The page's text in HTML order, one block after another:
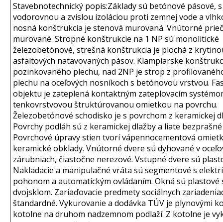
Stavebnotechnický popis:Základy sú betónové pásové, s
vodorovnou a zvislou izoláciou proti zemnej vode a
nosná konštrukcia je stenová murovaná. Vnútorné
murované. Stropné konštrukcie na 1 NP sú monolitické
železobetónové, strešná konštrukcia je plochá z
asfaltových natavovaných pásov. Klampiarske
pozinkovaného plechu, nad 2NP je strop z
plechu na oceľových nosníkoch s betónovou vrstvou.
objektu je zateplená kontaktným zateplovacím
tenkovrstvovou štruktúrovanou omietkou na povrchu.
Železobetónové schodisko je s povrchom z keramickej
Povrchy podláh sú z keramickej dlažby a liate
Povrchové úpravy stien tvorí vápennocementová
keramické obklady. Vnútorné dvere sú dyhované v
zárubniach, čiastočne nerezové. Vstupné dvere sú
Nakladacie a manipulačné vráta sú segmentové s
pohonom a automatickým ovládaním. Okná sú plastové
dvojsklom. Zariaďovacie predmety sociálnych
štandardné. Vykurovanie a dodávka TÚV je plynovými
kotolne na druhom nadzemnom podlaží. Z kotolne je